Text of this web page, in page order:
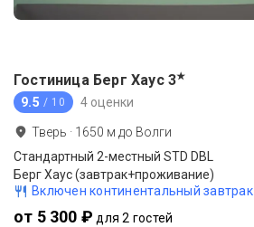
Гостиница Берг Хаус 3★
9.5 / 10 4 оценки
Тверь · 1650 м до Волги
Стандартный 2-местный STD DBL
Берг Хаус (завтрак+проживание)
Включен континентальный завтрак
от 5 300 ₽ для 2 гостей